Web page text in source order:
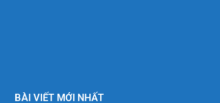
BÀI VIẾT MỚI NHẤT